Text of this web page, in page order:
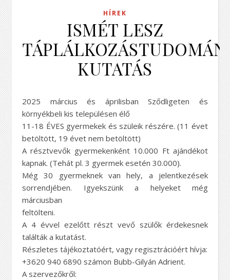
HÍREK
ISMÉT LESZ
KUTATÁS
2025 március és áprilisban Sződligeten és
környékbeli kis településen élő
11-18 ÉVES gyermekek és szüleik részére. (11 évet
betöltött, 19 évet nem betöltött)
A résztvevők gyermekenként 10.000 Ft ajándékot
kapnak. (Tehát pl. 3 gyermek esetén 30.000).
Még 30 gyermeknek van hely, a jelentkezések
sorrendjében. Igyekszünk a helyeket még
márciusban
feltölteni.
A 4 évvel ezelőtt részt vevő szülők érdekesnek
találták a kutatást.
Részletes tájékoztatóért, vagy regisztrációért hívja:
+3620 940 6890 számon Bubb-Gilyán Adrient.
A szervezőkről: